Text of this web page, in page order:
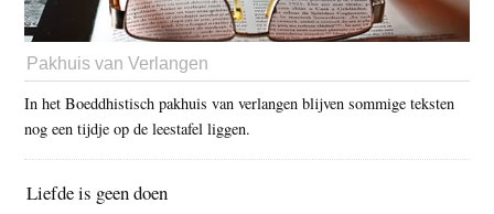
Pakhuis van Verlangen
In het Boeddhistisch pakhuis van verlangen blijven sommige teksten
nog een tijdje op de leestafel liggen.
Liefde is geen doen